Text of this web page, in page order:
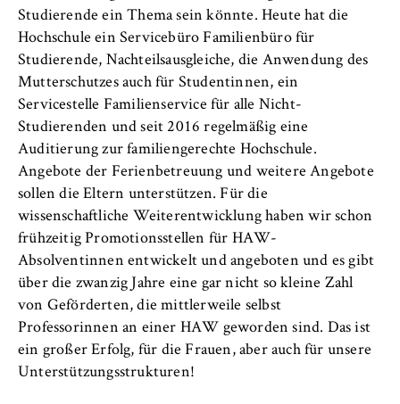
Studierende ein Thema sein könnte. Heute hat die
Hochschule ein Servicebüro Familienbüro für
Studierende, Nachteilsausgleiche, die Anwendung des
Mutterschutzes auch für Studentinnen, ein
Servicestelle Familienservice für alle Nicht-
Studierenden und seit 2016 regelmäßig eine
Auditierung zur familiengerechte Hochschule.
Angebote der Ferienbetreuung und weitere Angebote
sollen die Eltern unterstützen. Für die
wissenschaftliche Weiterentwicklung haben wir schon
frühzeitig Promotionsstellen für HAW-
Absolventinnen entwickelt und angeboten und es gibt
über die zwanzig Jahre eine gar nicht so kleine Zahl
von Geförderten, die mittlerweile selbst
Professorinnen an einer HAW geworden sind. Das ist
ein großer Erfolg, für die Frauen, aber auch für unsere
Unterstützungsstrukturen!